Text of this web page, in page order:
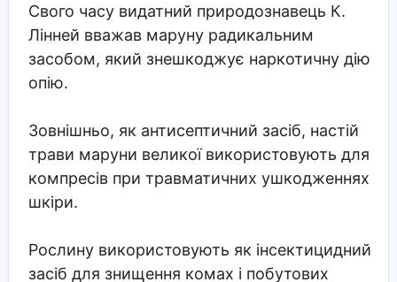
Свого часу видатний природознавець К.
Лінней вважав маруну радикальним
засобом, який знешкоджує наркотичну дію
опію.
Зовнішньо, як антисептичний засіб, настій
трави маруни великої використовують для
компресів при травматичних ушкодженнях
шкіри.
Рослину використовують як інсектицидний
засіб для знищення комах і побутових